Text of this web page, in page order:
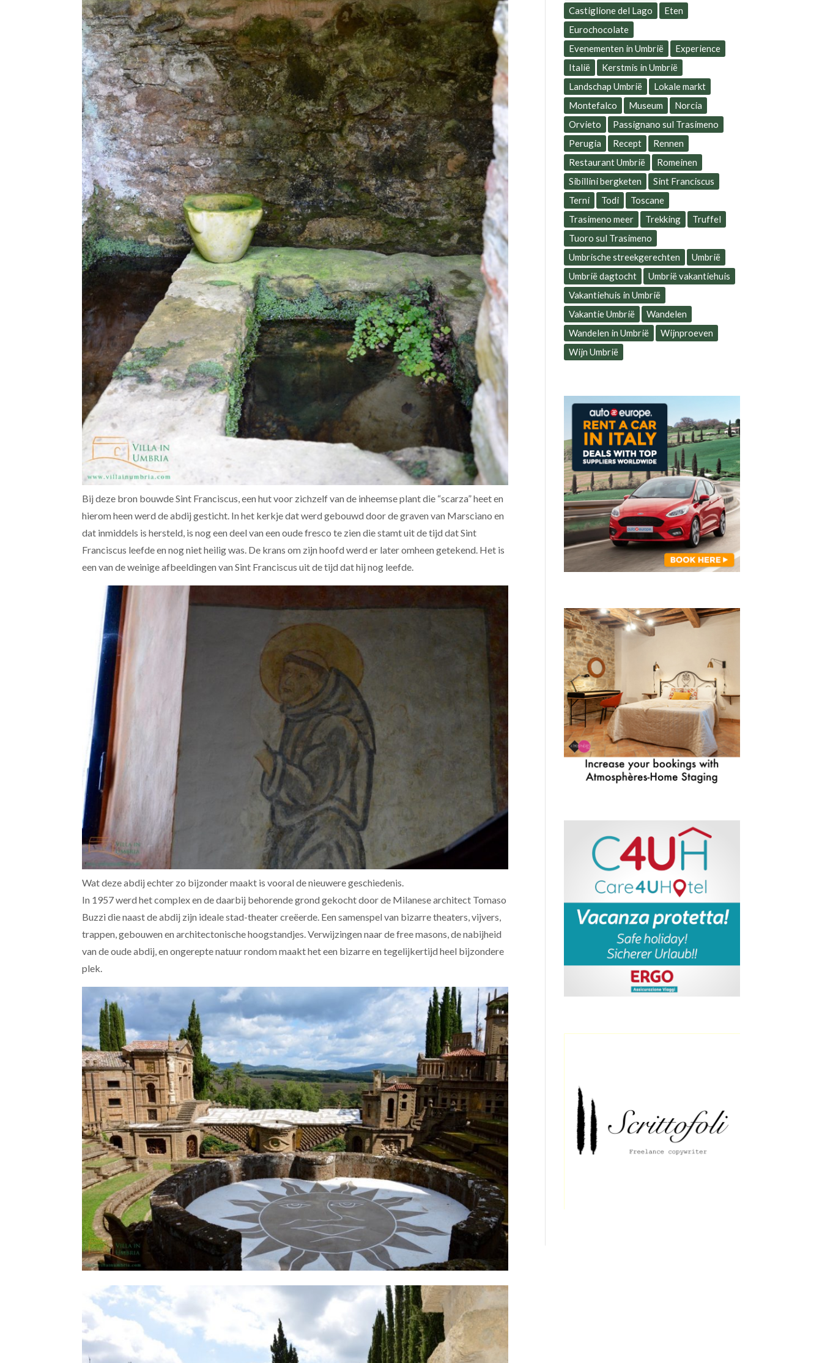
Bij deze bron bouwde Sint Franciscus, een hut voor zichzelf van de inheemse plant die “scarza” heet en
hierom heen werd de abdij gesticht. In het kerkje dat werd gebouwd door de graven van Marsciano en
dat inmiddels is hersteld, is nog een deel van een oude fresco te zien die stamt uit de tijd dat Sint
Franciscus leefde en nog niet heilig was. De krans om zijn hoofd werd er later omheen getekend. Het is
een van de weinige afbeeldingen van Sint Franciscus uit de tijd dat hij nog leefde.
Wat deze abdij echter zo bijzonder maakt is vooral de nieuwere geschiedenis.
In 1957 werd het complex en de daarbij behorende grond gekocht door de Milanese architect Tomaso
Buzzi die naast de abdij zijn ideale stad-theater creëerde. Een samenspel van bizarre theaters, vijvers,
trappen, gebouwen en architectonische hoogstandjes. Verwijzingen naar de free masons, de nabijheid
van de oude abdij, en ongerepte natuur rondom maakt het een bizarre en tegelijkertijd heel bijzondere
plek.
Castiglione del Lago
Eten
Eurochocolate
Evenementen in Umbrië
Experience
Italië
Kerstmis in Umbrië
Landschap Umbrië
Lokale markt
Montefalco
Museum
Norcia
Orvieto
Passignano sul Trasimeno
Perugia
Recept
Rennen
Restaurant Umbrië
Romeinen
Sibillini bergketen
Sint Franciscus
Terni
Todi
Toscane
Trasimeno meer
Trekking
Truffel
Tuoro sul Trasimeno
Umbrische streekgerechten
Umbrië
Umbrië dagtocht
Umbrië vakantiehuis
Vakantiehuis in Umbrië
Vakantie Umbrië
Wandelen
Wandelen in Umbrië
Wijnproeven
Wijn Umbrië